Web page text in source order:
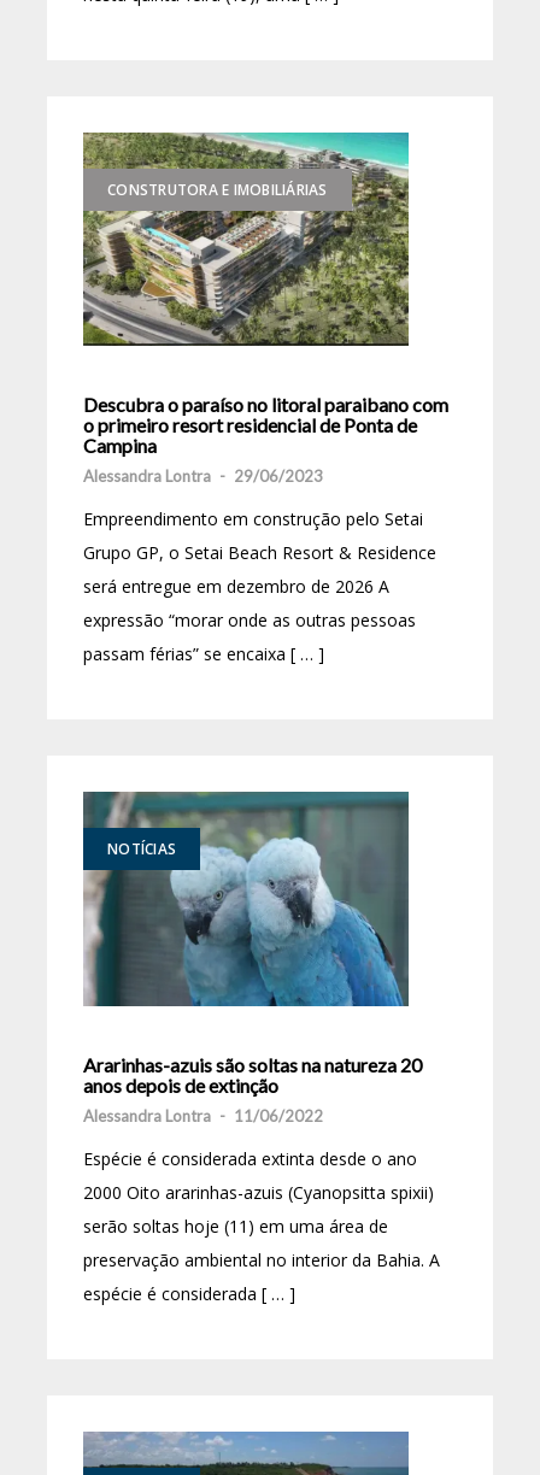
CONSTRUTORA E IMOBILIÁRIAS
Descubra o paraíso no litoral paraibano com
o primeiro resort residencial de Ponta de
Campina
Alessandra Lontra - 29/06/2023
Empreendimento em construção pelo Setai
Grupo GP, o Setai Beach Resort & Residence
será entregue em dezembro de 2026 A
expressão “morar onde as outras pessoas
passam férias” se encaixa [ … ]
NOTÍCIAS
Ararinhas-azuis são soltas na natureza 20
anos depois de extinção
Alessandra Lontra - 11/06/2022
Espécie é considerada extinta desde o ano
2000 Oito ararinhas-azuis (Cyanopsitta spixii)
serão soltas hoje (11) em uma área de
preservação ambiental no interior da Bahia. A
espécie é considerada [ … ]